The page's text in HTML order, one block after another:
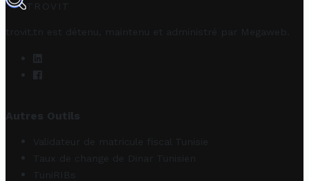
TROVIT
trovit.tn est détenu, maintenu et administré par Megaweb
Autres Outils
Validateur de matricule fiscal Tunisie
Taux de change de Dinar Tunisien
TuniRIBs